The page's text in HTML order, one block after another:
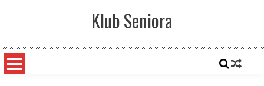
Klub Seniora